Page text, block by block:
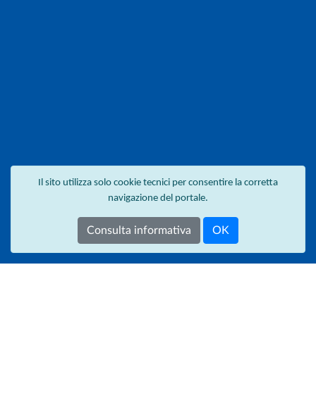
Il sito utilizza solo cookie tecnici per consentire la corretta
navigazione del portale.
Consulta informativa OK